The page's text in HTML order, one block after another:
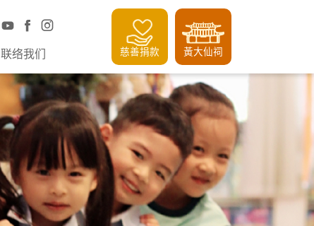
联络我们 慈善捐款 黃大仙祠